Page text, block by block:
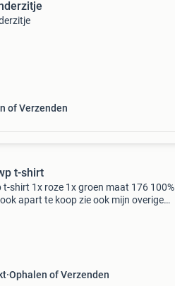
of Verzenden
t-shirt
t-shirt 1x roze 1x groen maat 176 100%
apart te koop zie ook mijn overige
Ophalen of Verzenden